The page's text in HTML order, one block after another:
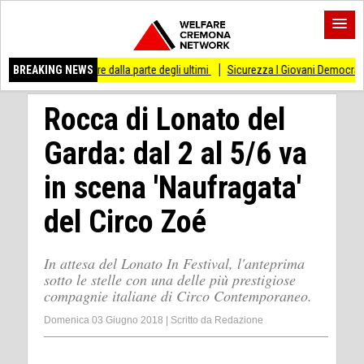
BREAKING NEWS
stare dalla parte degli ultimi Sicurezza I Giovani Democratici ribattono ai
Rocca di Lonato del
Garda: dal 2 al 5/6 va
in scena 'Naufragata'
del Circo Zoé
In attesa del Lonato In Festival, l'anteprima
sotto le stelle con una delle più prestigiose
compagnie italiane di Circo Contemporaneo.
Domenica 03 Giugno 2018 Scritto da Redazione